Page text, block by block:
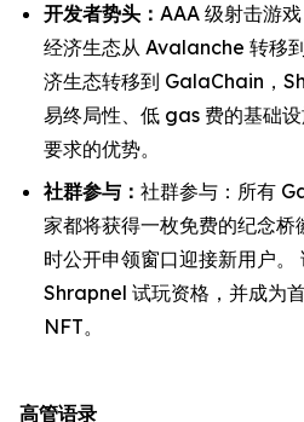
开发者势头： AAA 级射击游
经济生态从 Avalanche 转移
济生态转移到 GalaChain，
易终局性、低 gas 费的基础
要求的优势。
社群参与： 社群参与：所有
家都将获得一枚免费的纪念
时公开申领窗口迎接新用户。
Shrapnel 试玩资格，并成为
NFT。
高管语录